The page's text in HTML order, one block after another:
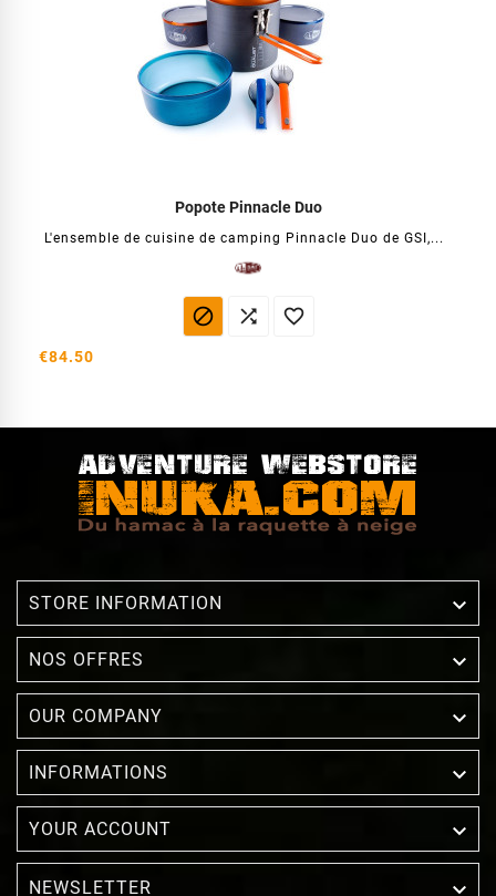
Popote Pinnacle Duo
L'ensemble de cuisine de camping Pinnacle Duo de GSI,...
  
€84.50
STORE INFORMATION 
NOS OFFRES 
OUR COMPANY 
INFORMATIONS 
YOUR ACCOUNT 
NEWSLETTER 